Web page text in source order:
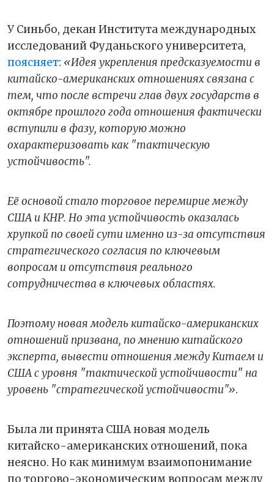
У Синьбо, декан Института международных
исследований Фуданьского университета,
поясняет: «Идея укрепления предсказуемости в
китайско-американских отношениях связана с
тем, что после встречи глав двух государств в
октябре прошлого года отношения фактически
вступили в фазу, которую можно
охарактеризовать как "тактическую
устойчивость".
Её основой стало торговое перемирие между
США и КНР. Но эта устойчивость оказалась
хрупкой по своей сути именно из-за отсутствия
стратегического согласия по ключевым
вопросам и отсутствия реального
сотрудничества в ключевых областях.
Поэтому новая модель китайско-американских
отношений призвана, по мнению китайского
эксперта, вывести отношения между Китаем и
США с уровня "тактической устойчивости" на
уровень "стратегической устойчивости"».
Была ли принята США новая модель
китайско-американских отношений, пока
неясно. Но как минимум взаимопонимание
по торгово-экономическим вопросам между